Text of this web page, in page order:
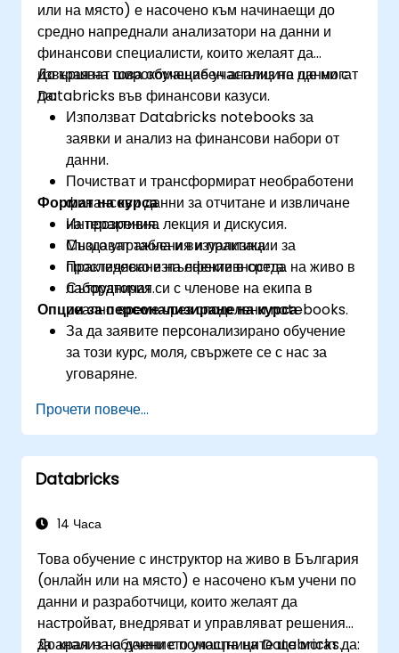
или на място) е насочено към начинаещи до
средно напреднали анализатори на данни и
финансови специалисти, които желаят да
извършват широкомащабен анализ на данни с
Databricks във финансови казуси.
До края на това обучение участниците ще могат
да:
Използват Databricks notebooks за
заявки и анализ на финансови набори от
данни.
Почистват и трансформират необработени
финансови данни за отчитане и извличане
на прозрения.
Създават табла и визуализации за
проследяване на ефективността.
Сътрудничат си с членове на екипа в
реално време чрез споделени notebooks.
Формат на курса
Интерактивна лекция и дискусия.
Много упражнения и практика.
Практическо изпълнение в среда на живо в
лаборатория.
Опции за персонализиране на курса
За да заявите персонализирано обучение
за този курс, моля, свържете се с нас за
уговаряне.
Прочети повече...
Databricks
14 Часа
Това обучение с инструктор на живо в България
(онлайн или на място) е насочено към учени по
данни и разработчици, които желаят да
настройват, внедряват и управляват решения
за анализ на данни с помощта на Databricks.
До края на обучението участниците ще могат да: